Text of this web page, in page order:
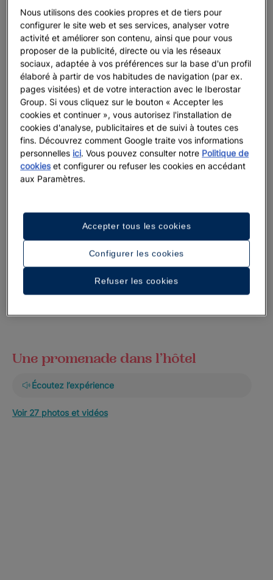
Une promenade dans l’hôtel
Écoutez l’expérience
Voir 27 photos et vidéos
Nous utilisons des cookies propres et de tiers pour
configurer le site web et ses services, analyser votre
activité et améliorer son contenu, ainsi que pour vous
proposer de la publicité, directe ou via les réseaux
sociaux, adaptée à vos préférences sur la base d'un profil
élaboré à partir de vos habitudes de navigation (par ex.
pages visitées) et de votre interaction avec le Iberostar
Group. Si vous cliquez sur le bouton « Accepter les
cookies et continuer », vous autorisez l'installation de
cookies d'analyse, publicitaires et de suivi à toutes ces
fins. Découvrez comment Google traite vos informations
personnelles ici. Vous pouvez consulter notre Politique de
cookies et configurer ou refuser les cookies en accédant
aux Paramètres.
Configurer les cookies
Refuser les cookies
Accepter tous les cookies